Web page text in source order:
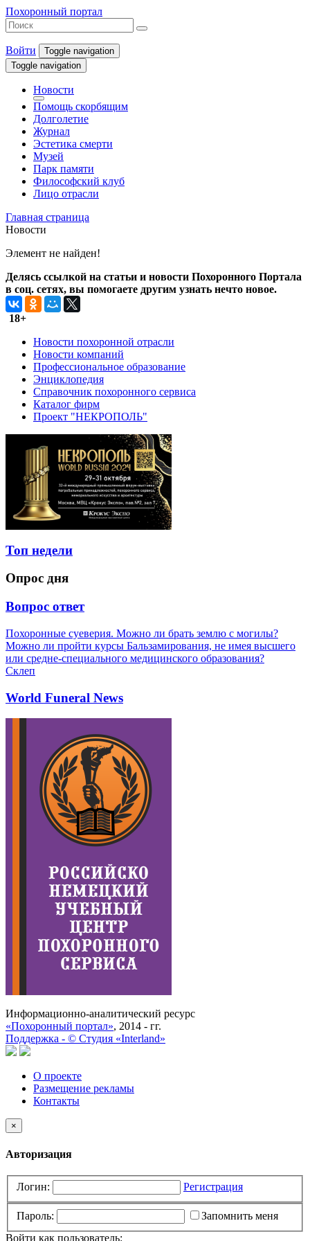
Похоронный портал
Войти
Toggle navigation
Toggle navigation
Новости
Помощь скорбящим
Долголетие
Журнал
Эстетика смерти
Музей
Парк памяти
Философский клуб
Лицо отрасли
Главная страница
Новости
Элемент не найден!
Делясь ссылкой на статьи и новости Похоронного Портала
в соц. сетях, вы помогаете другим узнать нечто новое.
18+
Новости похоронной отрасли
Новости компаний
Профессиональное образование
Энциклопедия
Справочник похоронного сервиса
Каталог фирм
Проект "НЕКРОПОЛЬ"
Топ недели
Опрос дня
Вопрос ответ
Похоронные суеверия. Можно ли брать землю с могилы?
Можно ли пройти курсы Бальзамирования, не имея высшего
или средне-специального медицинского образования?
Склеп
World Funeral News
Информационно-аналитический ресурс
«Похоронный портал», 2014 - гг.
Поддержка - © Cтудия «Interland»
О проекте
Размещение рекламы
Контакты
×
Авторизация
Логин: Регистрация
Пароль:
Запомнить меня
Войти как пользователь: